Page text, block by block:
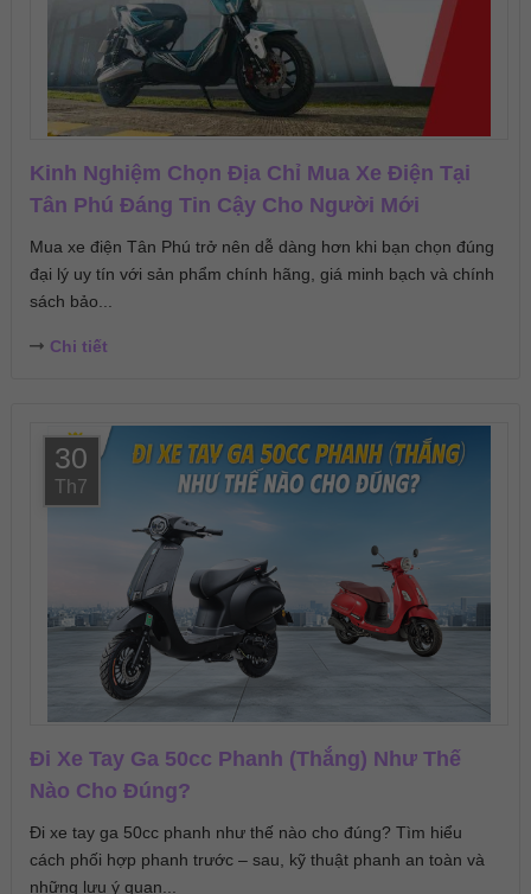
Kinh Nghiệm Chọn Địa Chỉ Mua Xe Điện Tại
Tân Phú Đáng Tin Cậy Cho Người Mới
Mua xe điện Tân Phú trở nên dễ dàng hơn khi bạn chọn đúng
đại lý uy tín với sản phẩm chính hãng, giá minh bạch và chính
sách bảo...
Chi tiết
30
Th7
Đi Xe Tay Ga 50cc Phanh (Thắng) Như Thế
Nào Cho Đúng?
Đi xe tay ga 50cc phanh như thế nào cho đúng? Tìm hiểu
cách phối hợp phanh trước – sau, kỹ thuật phanh an toàn và
những lưu ý quan...